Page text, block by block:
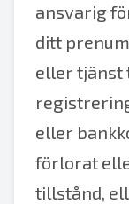
ansvarig
ditt
eller tjänst
eller
förlorat
tillstånd,